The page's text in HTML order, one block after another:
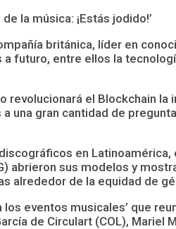
la música: ¡Estás jodido!’
británica, líder en
futuro, entre ellos la
el Blockchain
una gran cantidad de
en Latinoamérica,
abrieron sus modelos y
alrededor de la equidad de
los eventos musicales’ que
de Circulart (COL),